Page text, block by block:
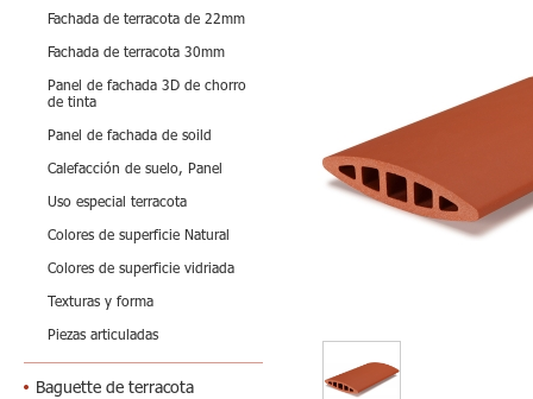
Fachada de terracota de 22mm
Fachada de terracota 30mm
Panel de fachada 3D de chorro
de tinta
Panel de fachada de soild
Calefacción de suelo, Panel
Uso especial terracota
Colores de superficie Natural
Colores de superficie vidriada
Texturas y forma
Piezas articuladas
Baguette de terracota